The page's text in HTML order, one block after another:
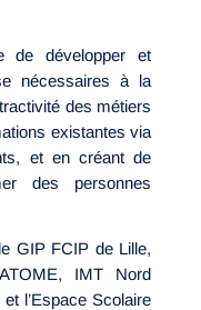
de développer et
nécessaires à la
des métiers
existantes via
et en créant de
des personnes
GIP FCIP de Lille,
IMT Nord
l’Espace Scolaire